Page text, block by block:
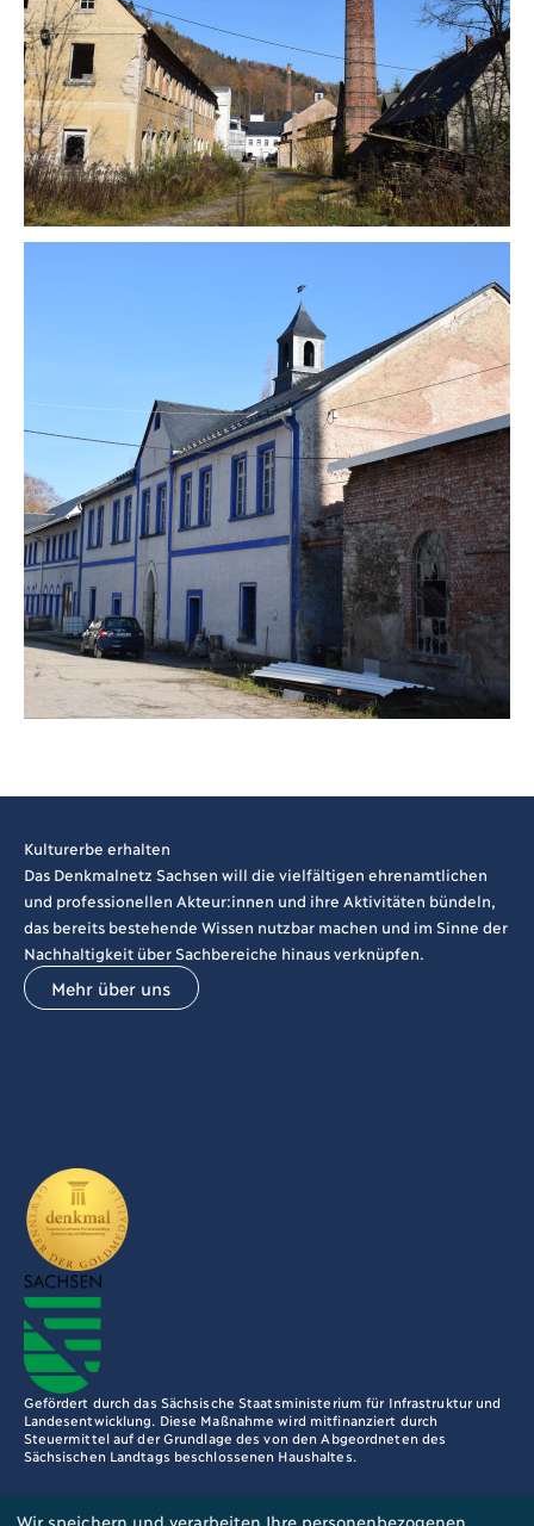
Kulturerbe erhalten
Das Denkmalnetz Sachsen will die vielfältigen ehrenamtlichen
und professionellen Akteur:innen und ihre Aktivitäten bündeln,
das bereits bestehende Wissen nutzbar machen und im Sinne der
Nachhaltigkeit über Sachbereiche hinaus verknüpfen.
Mehr über uns
Gefördert durch das Sächsische Staatsministerium für Infrastruktur und
Landesentwicklung. Diese Maßnahme wird mitfinanziert durch
Steuermittel auf der Grundlage des von den Abgeordneten des
Sächsischen Landtags beschlossenen Haushaltes.
Wir speichern und verarbeiten Ihre personenbezogenen